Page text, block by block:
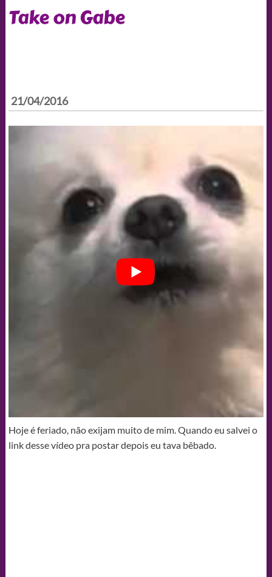
Take on Gabe
21/04/2016
Hoje é feriado, não exijam muito de mim. Quando eu salvei o
link desse vídeo pra postar depois eu tava bêbado.